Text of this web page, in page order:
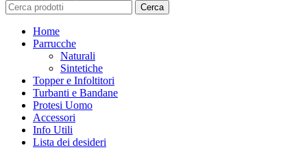
Cerca
Home
Parrucche
Naturali
Sintetiche
Topper e Infoltitori
Turbanti e Bandane
Protesi Uomo
Accessori
Info Utili
Lista dei desideri